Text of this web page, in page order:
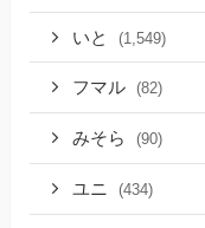
いと (1,549)
フマル (82)
みそら (90)
ユニ (434)